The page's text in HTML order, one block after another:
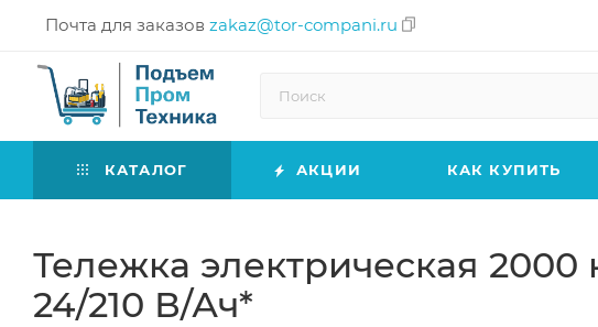
Почта для заказов zakaz@tor-compani.ru
КАТАЛОГ АКЦИИ КАК КУПИТЬ
Тележка электрическая 2000
24/210 В/Ач*